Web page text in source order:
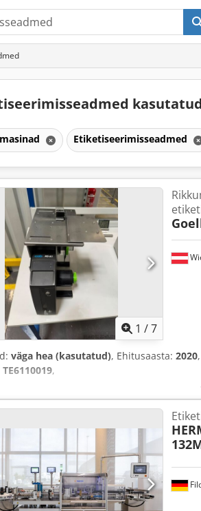
Etiketiseerimisseadmed
1 /7
väga hea (kasutatud), Ehitusaasta: 2020
TE6110019,